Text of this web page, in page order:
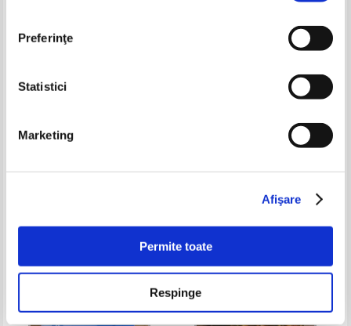
Preferinţe
Statistici
Marketing
Afişare
Permite toate
Respinge
Adaugă în coș
Stefan Frumusanu - Cine mi-a
Lei